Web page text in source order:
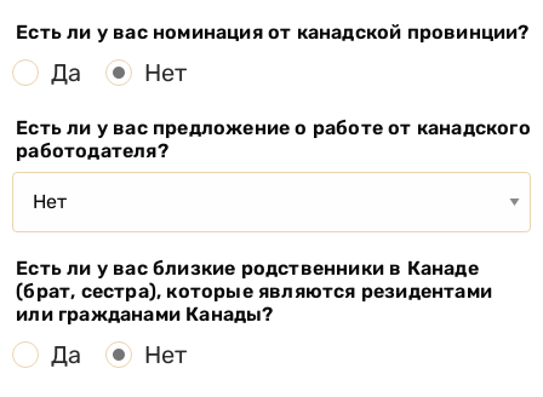
Есть ли у вас номинация от канадской провинции?
Да Нет
Есть ли у вас предложение о работе от канадского
работодателя?
Есть ли у вас близкие родственники в Канаде
(брат, сестра), которые являются резидентами
или гражданами Канады?
Да Нет